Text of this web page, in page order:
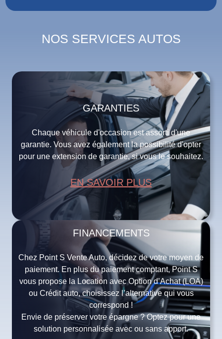
NOS SERVICES AUTOS
GARANTIES
Chaque véhicule d'occasion est assorti d'une
garantie. Vous avez également la possibilité d'opter
pour une extension de garantie, si vous le souhaitez.
EN SAVOIR PLUS
FINANCEMENTS
Chez Point S Vente Auto, décidez de votre moyen de
paiement. En plus du paiement comptant, Point S
vous propose la Location avec Option d’Achat (LOA)
ou Crédit auto, choisissez l’alternative qui vous
correspond !
Envie de préserver votre épargne ? Optez pour une
solution personnalisée avec ou sans apport.